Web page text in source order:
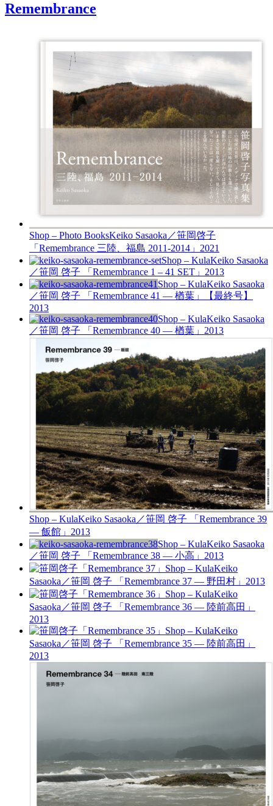
Remembrance
Shop – Photo BooksKeiko Sasaoka／笹岡啓子
「Remembrance 三陸、福島 2011-2014」 2021
Shop – KulaKeiko Sasaoka
／笹岡 啓子 「Remembrance 1 – 41 SET」 2013
Shop – KulaKeiko Sasaoka
／笹岡 啓子 「Remembrance 41 — 楢葉」
【最終号】
2013
Shop – KulaKeiko Sasaoka
／笹岡 啓子 「Remembrance 40 — 楢葉」 2013
Shop – KulaKeiko Sasaoka／笹岡 啓子 「Remembrance 39
— 飯館」 2013
Shop – KulaKeiko Sasaoka
／笹岡 啓子 「Remembrance 38 — 小高」 2013
Shop – KulaKeiko
Sasaoka／笹岡 啓子 「Remembrance 37 — 野田村」 2013
Shop – KulaKeiko
Sasaoka／笹岡 啓子 「Remembrance 36 — 陸前高田」
2013
Shop – KulaKeiko
Sasaoka／笹岡 啓子 「Remembrance 35 — 陸前高田」
2013